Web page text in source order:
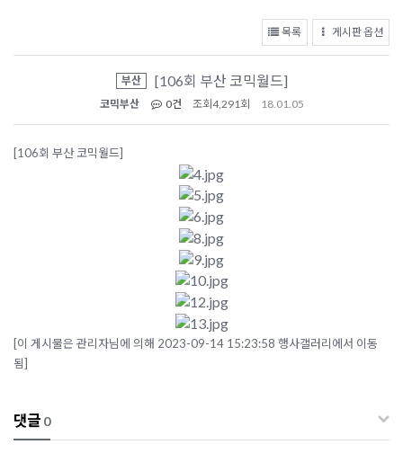
목록 게시판 옵션
부산 [106회 부산 코믹월드]
코믹부산 0건 조회 4,291회 18.01.05
[106회 부산 코믹월드]
[이 게시물은 관리자님에 의해 2023-09-14 15:23:58 행사갤러리에서 이동
됨]
댓글 0